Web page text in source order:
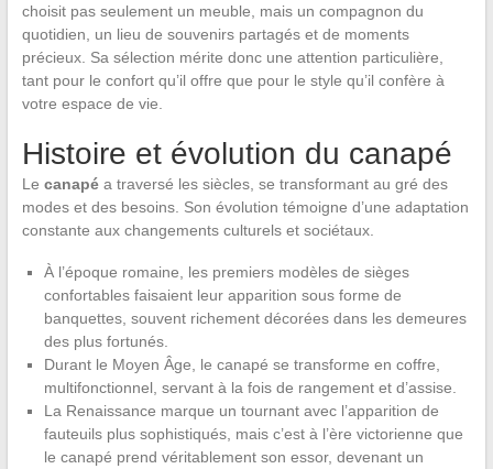
choisit pas seulement un meuble, mais un compagnon du
quotidien, un lieu de souvenirs partagés et de moments
précieux. Sa sélection mérite donc une attention particulière,
tant pour le confort qu’il offre que pour le style qu’il confère à
votre espace de vie.
Histoire et évolution du canapé
Le canapéa traversé les siècles, se transformant au gré des
modes et des besoins. Son évolution témoigne d’une adaptation
constante aux changements culturels et sociétaux.
À l’époque romaine, les premiers modèles de sièges
confortables faisaient leur apparition sous forme de
banquettes, souvent richement décorées dans les demeures
des plus fortunés.
Durant le Moyen Âge, le canapé se transforme en coffre,
multifonctionnel, servant à la fois de rangement et d’assise.
La Renaissance marque un tournant avec l’apparition de
fauteuils plus sophistiqués, mais c’est à l’ère victorienne que
le canapé prend véritablement son essor, devenant un